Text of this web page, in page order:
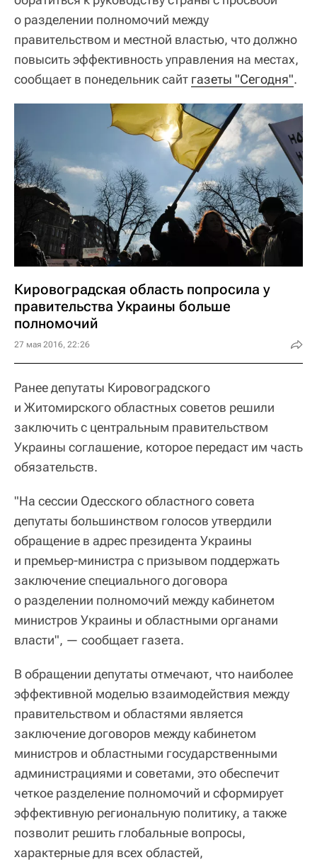
о разделении полномочий между
правительством и местной властью, что должно
повысить эффективность управления на местах,
сообщает в понедельник сайт газеты "Сегодня".
Кировоградская область попросила у
правительства Украины больше
полномочий
27 мая 2016, 22:26
Ранее депутаты Кировоградского
и Житомирского областных советов решили
заключить с центральным правительством
Украины соглашение, которое передаст им часть
обязательств.
"На сессии Одесского областного совета
депутаты большинством голосов утвердили
обращение в адрес президента Украины
и премьер-министра с призывом поддержать
заключение специального договора
о разделении полномочий между кабинетом
министров Украины и областными органами
власти", — сообщает газета.
В обращении депутаты отмечают, что наиболее
эффективной моделью взаимодействия между
правительством и областями является
заключение договоров между кабинетом
министров и областными государственными
администрациями и советами, это обеспечит
четкое разделение полномочий и сформирует
эффективную региональную политику, а также
позволит решить глобальные вопросы,
характерные для всех областей,